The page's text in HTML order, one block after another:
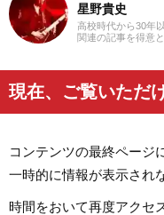
星野貴史
高校時代から30年
関連の記事を得意
ンルに耳を傾ける
ーとして活動を開
ライティング以外
現在、ご覧いただ
コンテンツの最終ページ
一時的に情報が表示され
時間をおいて再度アクセ